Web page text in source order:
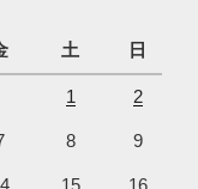
土 日
1 2
8 9
15 16